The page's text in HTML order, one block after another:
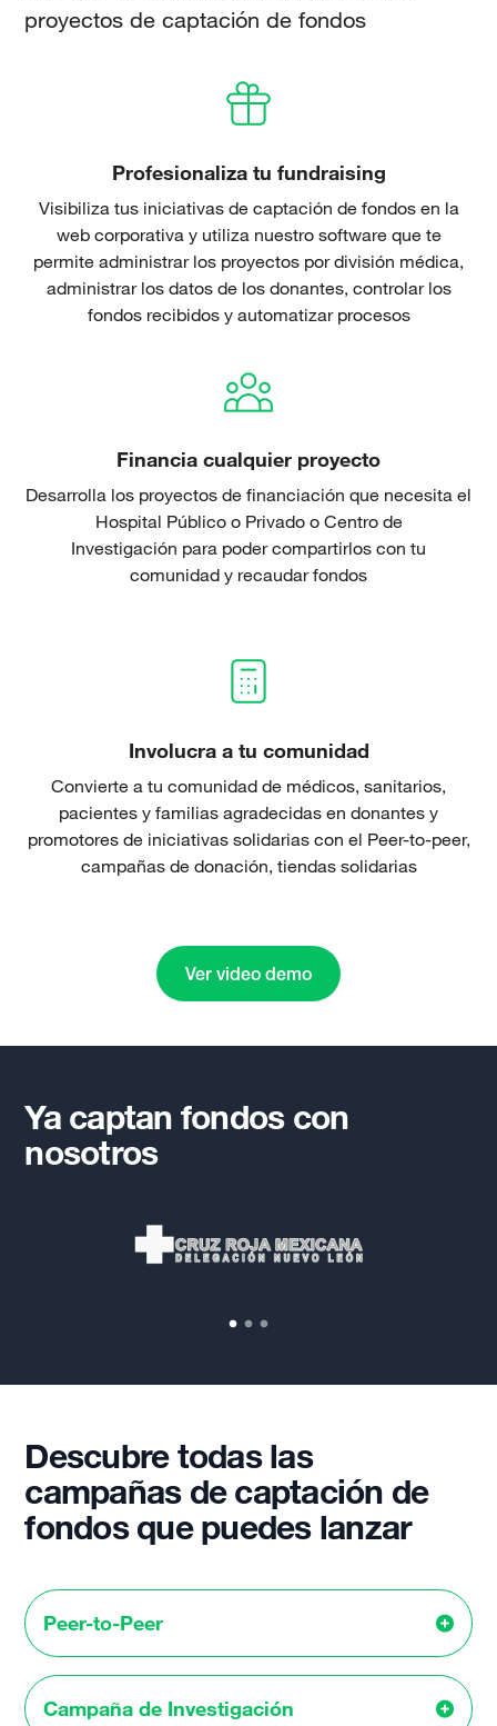
proyectos de captación de fondos
Profesionaliza tu fundraising
Visibiliza tus iniciativas de captación de fondos en la
web corporativa y utiliza nuestro software que te
permite administrar los proyectos por división médica,
administrar los datos de los donantes, controlar los
fondos recibidos y automatizar procesos
Financia cualquier proyecto
Desarrolla los proyectos de financiación que necesita el
Hospital Público o Privado o Centro de
Investigación para poder compartirlos con tu
comunidad y recaudar fondos
Involucra a tu comunidad
Convierte a tu comunidad de médicos, sanitarios,
pacientes y familias agradecidas en donantes y
promotores de iniciativas solidarias con el Peer-to-peer,
campañas de donación, tiendas solidarias
Ver video demo
Ya captan fondos con
nosotros
Descubre todas las
campañas de captación de
fondos que puedes lanzar
Peer-to-Peer
Campaña de Investigación